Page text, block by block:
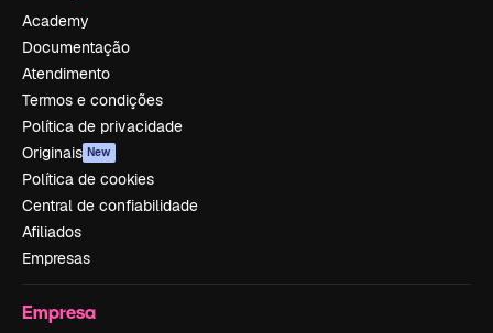
Academy
Documentação
Atendimento
Termos e condições
Política de privacidade
Originais New
Política de cookies
Central de confiabilidade
Afiliados
Empresas
Empresa